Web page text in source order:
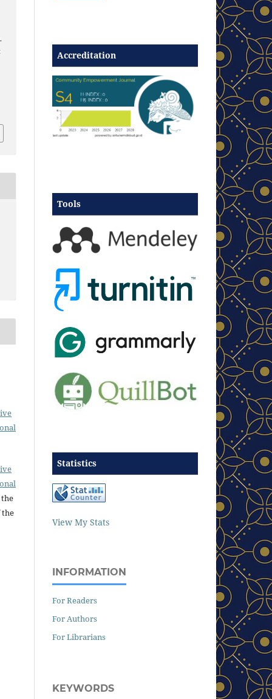
the
Accreditation
Tools
Statistics
View My Stats
INFORMATION
For Readers
For Authors
For Librarians
KEYWORDS